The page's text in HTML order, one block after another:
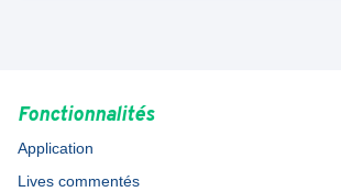
Fonctionnalités
Application
Lives commentés